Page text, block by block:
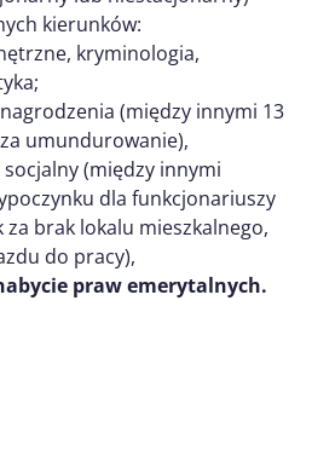
kierunków:
kryminologia,
(między innymi 13
umundurowanie),
(między innymi
dla funkcjonariuszy
brak lokalu mieszkalnego,
do pracy),
praw emerytalnych.